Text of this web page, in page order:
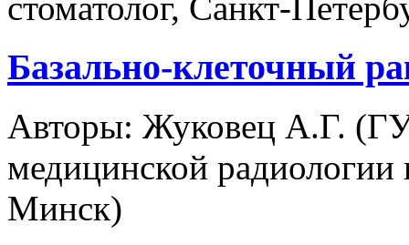
стоматолог, Санкт-
Базально-клеточный
Авторы: Жуковец А.Г.
медицинской
Минск)